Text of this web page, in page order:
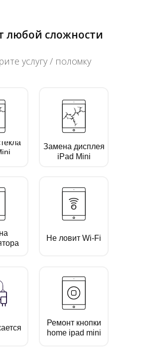
любой сложности
услугу / поломку
Замена дисплея
iPad Mini
Не ловит Wi-Fi
Ремонт кнопки
home ipad mini